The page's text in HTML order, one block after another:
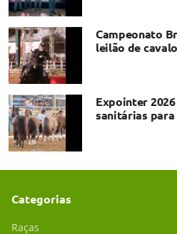
Campeonato
leilão de
Expointer
sanitárias
Categorias
Raças